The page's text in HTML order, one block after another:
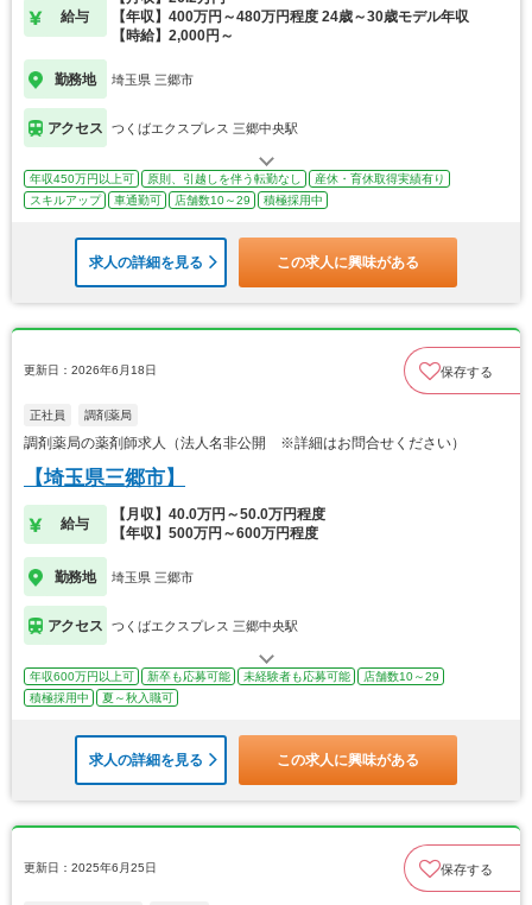
給与
【年収】400万円～480万円程度 24歳～30歳モデル年収
【時給】2,000円～
勤務地 埼玉県 三郷市
アクセス つくばエクスプレス 三郷中央駅
年収450万円以上可 原則、引越しを伴う転勤なし
産休・育休取得実績有り
スキルアップ
車通勤可 店舗数10～29 積極採用中
求人の詳細を見る この求人に興味がある
更新日：2026年6月18日 保存する
正社員 調剤薬局
調剤薬局の薬剤師求人（法人名非公開 ※詳細はお問合せください）
【埼玉県三郷市】
給与
【月収】40.0万円～50.0万円程度
【年収】500万円～600万円程度
勤務地 埼玉県 三郷市
アクセス つくばエクスプレス 三郷中央駅
年収600万円以上可 新卒も応募可能 未経験者も応募可能
店舗数10～29
積極採用中
夏～秋入職可
求人の詳細を見る この求人に興味がある
更新日：2025年6月25日 保存する